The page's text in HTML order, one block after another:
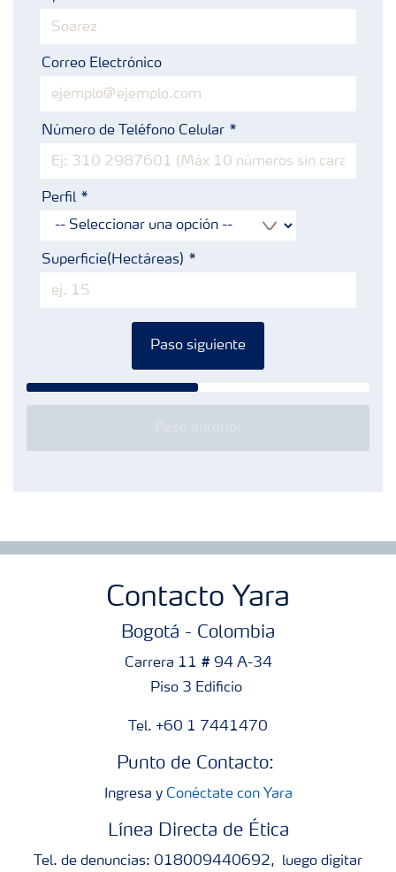
Correo Electrónico
Número de Teléfono Celular
Perfil
Superficie(Hectáreas)
Paso siguiente
Contacto Yara
Bogotá - Colombia
Carrera 11 # 94 A-34
Piso 3 Edificio
Tel. +60 1 7441470
Punto de Contacto:
Ingresa y Conéctate con Yara
Línea Directa de Ética
Tel. de denuncias: 018009440692, luego digitar